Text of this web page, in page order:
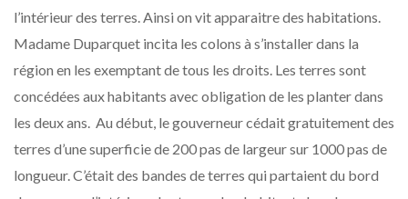
l’intérieur des terres. Ainsi on vit apparaitre des habitations.
Madame Duparquet incita les colons à s’installer dans la
région en les exemptant de tous les droits. Les terres sont
concédées aux habitants avec obligation de les planter dans
les deux ans. Au début, le gouverneur cédait gratuitement des
terres d’une superficie de 200 pas de largeur sur 1000 pas de
longueur. C’était des bandes de terres qui partaient du bord